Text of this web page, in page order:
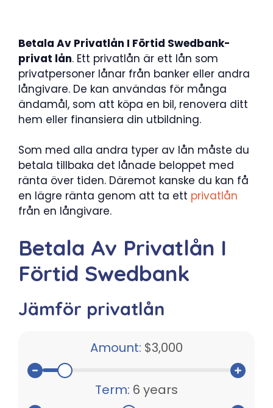
Betala Av Privatlån I Förtid Swedbank-
privat lån. Ett privatlån är ett lån som
privatpersoner lånar från banker eller andra
långivare. De kan användas för många
ändamål, som att köpa en bil, renovera ditt
hem eller finansiera din utbildning.
Som med alla andra typer av lån måste du
betala tillbaka det lånade beloppet med
ränta över tiden. Däremot kanske du kan få
en lägre ränta genom att ta ett privatlån
från en långivare.
Betala Av Privatlån I
Förtid Swedbank
Jämför privatlån
Amount: $3,000
Term: 6 years